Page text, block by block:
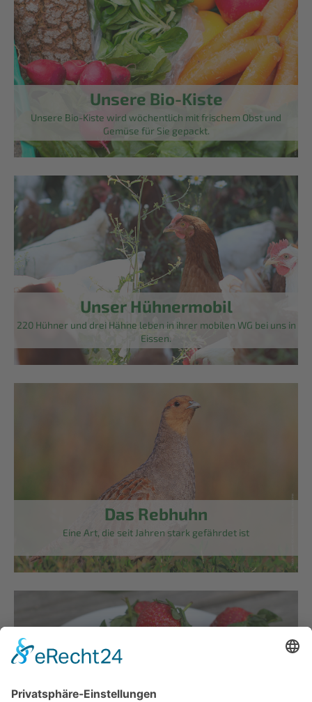
Unsere Bio-Kiste
Unsere Bio-Kiste wird wöchentlich mit frischem Obst und
Gemüse für Sie gepackt.
Unser Hühnermobil
220 Hühner und drei Hähne leben in ihrer mobilen WG bei uns in
Eissen.
Das Rebhuhn
Eine Art, die seit Jahren stark gefährdet ist